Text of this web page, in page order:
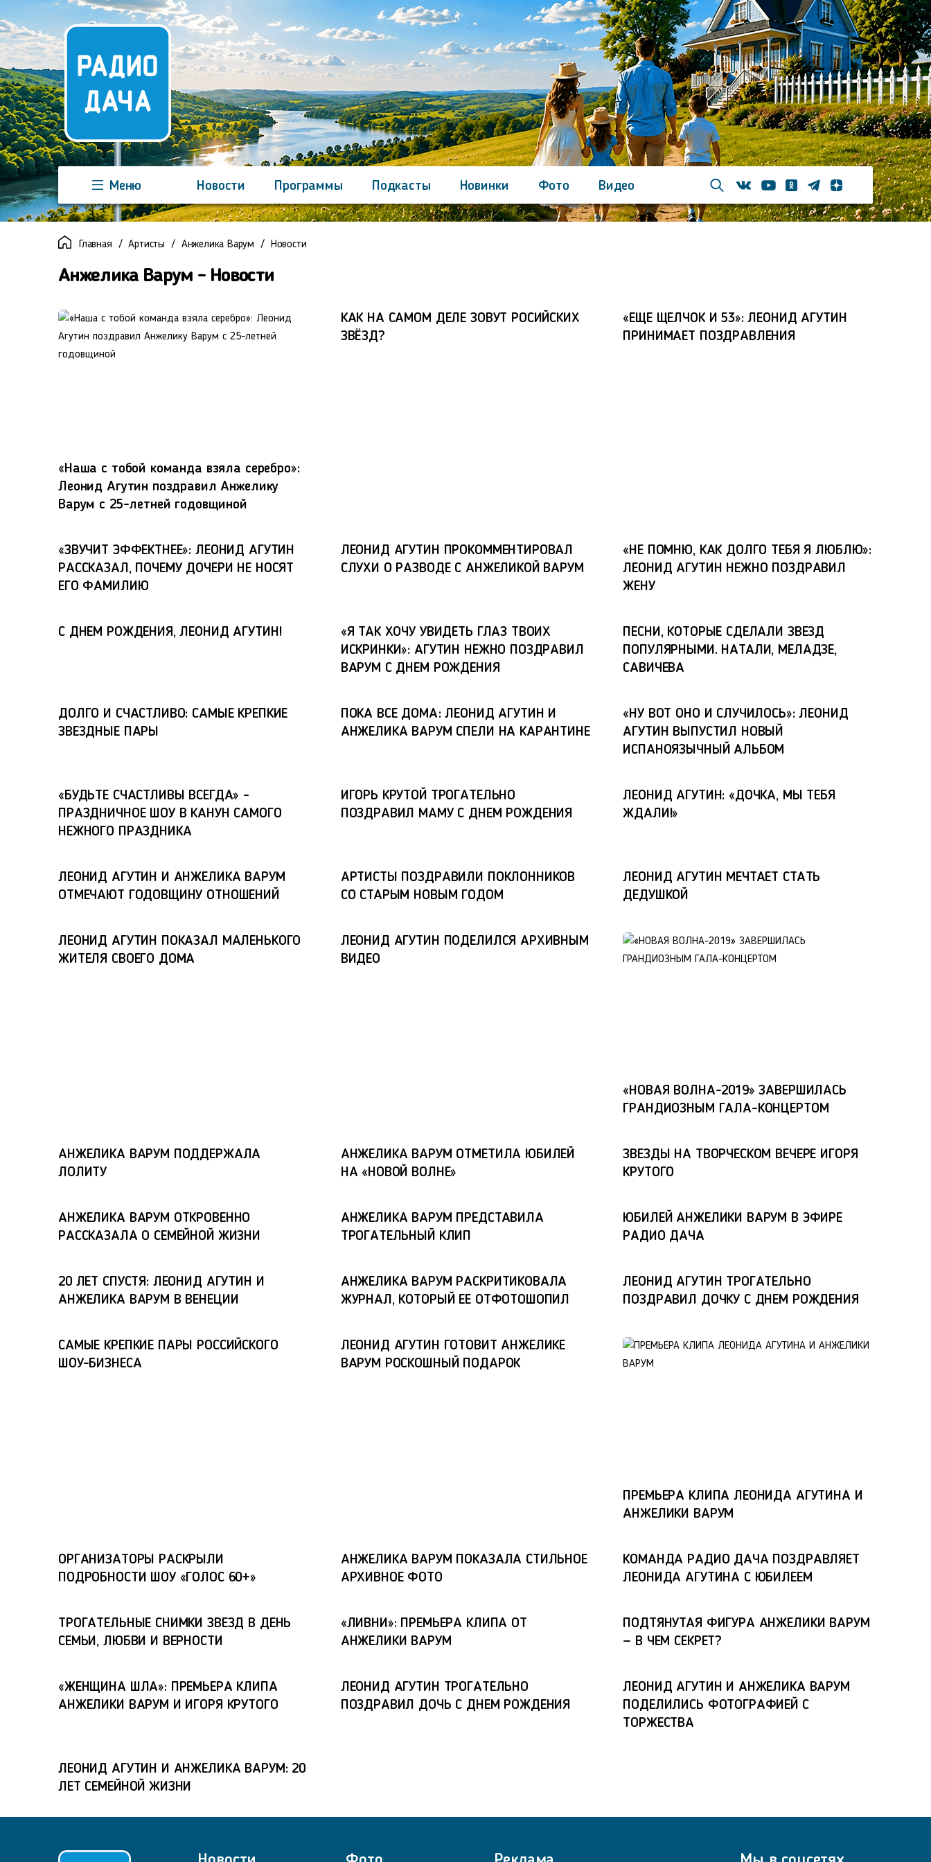
Меню Новости Программы Подкасты Новинки Фото
Видео
Команда
Регионы Реклама Контакты
ВконтактеYoutubeОдноклассники
ТелеграмЯндекс дзен
Главная Артисты Анжелика Варум Новости
Анжелика Варум - Новости
«Наша с тобой команда взяла серебро»:
Леонид Агутин поздравил Анжелику
Варум с 25-летней годовщиной
КАК НА САМОМ ДЕЛЕ ЗОВУТ РОСИЙСКИХ
ЗВЁЗД?
«ЕЩЕ ЩЕЛЧОК И 53»: ЛЕОНИД АГУТИН
ПРИНИМАЕТ ПОЗДРАВЛЕНИЯ
«ЗВУЧИТ ЭФФЕКТНЕЕ»: ЛЕОНИД АГУТИН
РАССКАЗАЛ, ПОЧЕМУ ДОЧЕРИ НЕ НОСЯТ
ЕГО ФАМИЛИЮ
ЛЕОНИД АГУТИН ПРОКОММЕНТИРОВАЛ
СЛУХИ О РАЗВОДЕ С АНЖЕЛИКОЙ ВАРУМ
«НЕ ПОМНЮ, КАК ДОЛГО ТЕБЯ Я ЛЮБЛЮ»:
ЛЕОНИД АГУТИН НЕЖНО ПОЗДРАВИЛ
ЖЕНУ
С ДНЕМ РОЖДЕНИЯ, ЛЕОНИД АГУТИН!
«Я ТАК ХОЧУ УВИДЕТЬ ГЛАЗ ТВОИХ
ИСКРИНКИ»: АГУТИН НЕЖНО ПОЗДРАВИЛ
ВАРУМ С ДНЕМ РОЖДЕНИЯ
ПЕСНИ, КОТОРЫЕ СДЕЛАЛИ ЗВЕЗД
ПОПУЛЯРНЫМИ. НАТАЛИ, МЕЛАДЗЕ,
САВИЧЕВА
ДОЛГО И СЧАСТЛИВО: САМЫЕ КРЕПКИЕ
ЗВЕЗДНЫЕ ПАРЫ
ПОКА ВСЕ ДОМА: ЛЕОНИД АГУТИН И
АНЖЕЛИКА ВАРУМ СПЕЛИ НА КАРАНТИНЕ
«НУ ВОТ ОНО И СЛУЧИЛОСЬ»: ЛЕОНИД
АГУТИН ВЫПУСТИЛ НОВЫЙ
ИСПАНОЯЗЫЧНЫЙ АЛЬБОМ
«БУДЬТЕ СЧАСТЛИВЫ ВСЕГДА» -
ПРАЗДНИЧНОЕ ШОУ В КАНУН САМОГО
НЕЖНОГО ПРАЗДНИКА
ИГОРЬ КРУТОЙ ТРОГАТЕЛЬНО
ПОЗДРАВИЛ МАМУ С ДНЕМ РОЖДЕНИЯ
ЛЕОНИД АГУТИН: «ДОЧКА, МЫ ТЕБЯ
ЖДАЛИ!»
ЛЕОНИД АГУТИН И АНЖЕЛИКА ВАРУМ
ОТМЕЧАЮТ ГОДОВЩИНУ ОТНОШЕНИЙ
АРТИСТЫ ПОЗДРАВИЛИ ПОКЛОННИКОВ
СО СТАРЫМ НОВЫМ ГОДОМ
ЛЕОНИД АГУТИН МЕЧТАЕТ СТАТЬ
ДЕДУШКОЙ
ЛЕОНИД АГУТИН ПОКАЗАЛ МАЛЕНЬКОГО
ЖИТЕЛЯ СВОЕГО ДОМА
ЛЕОНИД АГУТИН ПОДЕЛИЛСЯ АРХИВНЫМ
ВИДЕО
«НОВАЯ ВОЛНА-2019» ЗАВЕРШИЛАСЬ
ГРАНДИОЗНЫМ ГАЛА-КОНЦЕРТОМ
АНЖЕЛИКА ВАРУМ ПОДДЕРЖАЛА
ЛОЛИТУ
АНЖЕЛИКА ВАРУМ ОТМЕТИЛА ЮБИЛЕЙ
НА «НОВОЙ ВОЛНЕ»
ЗВЕЗДЫ НА ТВОРЧЕСКОМ ВЕЧЕРЕ ИГОРЯ
КРУТОГО
АНЖЕЛИКА ВАРУМ ОТКРОВЕННО
РАССКАЗАЛА О СЕМЕЙНОЙ ЖИЗНИ
АНЖЕЛИКА ВАРУМ ПРЕДСТАВИЛА
ТРОГАТЕЛЬНЫЙ КЛИП
ЮБИЛЕЙ АНЖЕЛИКИ ВАРУМ В ЭФИРЕ
РАДИО ДАЧА
20 ЛЕТ СПУСТЯ: ЛЕОНИД АГУТИН И
АНЖЕЛИКА ВАРУМ В ВЕНЕЦИИ
АНЖЕЛИКА ВАРУМ РАСКРИТИКОВАЛА
ЖУРНАЛ, КОТОРЫЙ ЕЕ ОТФОТОШОПИЛ
ЛЕОНИД АГУТИН ТРОГАТЕЛЬНО
ПОЗДРАВИЛ ДОЧКУ С ДНЕМ РОЖДЕНИЯ
САМЫЕ КРЕПКИЕ ПАРЫ РОССИЙСКОГО
ШОУ-БИЗНЕСА
ЛЕОНИД АГУТИН ГОТОВИТ АНЖЕЛИКЕ
ВАРУМ РОСКОШНЫЙ ПОДАРОК
ПРЕМЬЕРА КЛИПА ЛЕОНИДА АГУТИНА И
АНЖЕЛИКИ ВАРУМ
ОРГАНИЗАТОРЫ РАСКРЫЛИ
ПОДРОБНОСТИ ШОУ «ГОЛОС 60+»
АНЖЕЛИКА ВАРУМ ПОКАЗАЛА СТИЛЬНОЕ
АРХИВНОЕ ФОТО
КОМАНДА РАДИО ДАЧА ПОЗДРАВЛЯЕТ
ЛЕОНИДА АГУТИНА С ЮБИЛЕЕМ
ТРОГАТЕЛЬНЫЕ СНИМКИ ЗВЕЗД В ДЕНЬ
СЕМЬИ, ЛЮБВИ И ВЕРНОСТИ
«ЛИВНИ»: ПРЕМЬЕРА КЛИПА ОТ
АНЖЕЛИКИ ВАРУМ
ПОДТЯНУТАЯ ФИГУРА АНЖЕЛИКИ ВАРУМ
— В ЧЕМ СЕКРЕТ?
«ЖЕНЩИНА ШЛА»: ПРЕМЬЕРА КЛИПА
АНЖЕЛИКИ ВАРУМ И ИГОРЯ КРУТОГО
ЛЕОНИД АГУТИН ТРОГАТЕЛЬНО
ПОЗДРАВИЛ ДОЧЬ С ДНЕМ РОЖДЕНИЯ
ЛЕОНИД АГУТИН И АНЖЕЛИКА ВАРУМ
ПОДЕЛИЛИСЬ ФОТОГРАФИЕЙ С
ТОРЖЕСТВА
ЛЕОНИД АГУТИН И АНЖЕЛИКА ВАРУМ: 20
ЛЕТ СЕМЕЙНОЙ ЖИЗНИ